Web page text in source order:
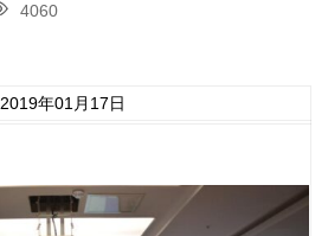
4060
2019年01月17日